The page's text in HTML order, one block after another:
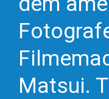
Matsui.